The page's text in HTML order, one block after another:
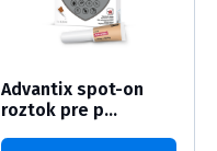
Advantix spot-on
roztok pre p...